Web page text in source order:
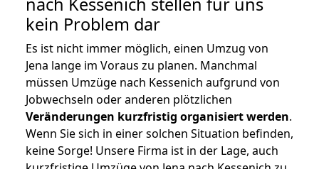
kein Problem dar
Es ist nicht immer möglich, einen Umzug von
Jena lange im Voraus zu planen. Manchmal
müssen Umzüge nach Kessenich aufgrund von
Jobwechseln oder anderen plötzlichen
Veränderungen kurzfristig organisiert werden.
Wenn Sie sich in einer solchen Situation befinden,
keine Sorge! Unsere Firma ist in der Lage, auch